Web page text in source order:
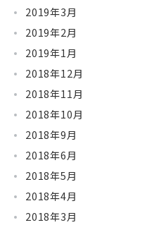
2019年3月
2019年2月
2019年1月
2018年12月
2018年11月
2018年10月
2018年9月
2018年6月
2018年5月
2018年4月
2018年3月